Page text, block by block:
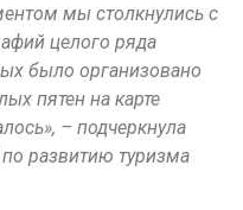
мы столкнулись с
целого ряда
было организовано
пятен на карте
– подчеркнула
развитию туризма